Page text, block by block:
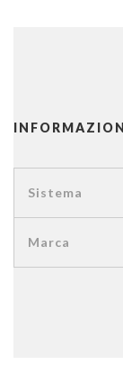
Sistema
Marca